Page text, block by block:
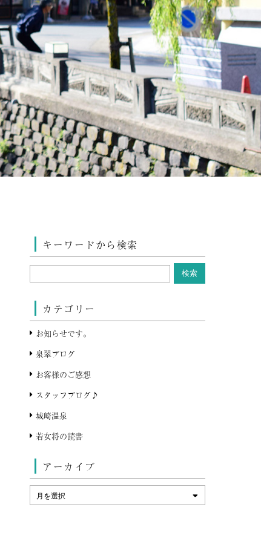
キーワードから検索
カテゴリー
お知らせです。
泉翠ブログ
お客様のご感想
スタッフブログ♪
城崎温泉
若女将の読書
アーカイブ